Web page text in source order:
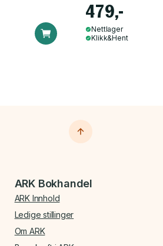
479,-
Nettlager
Klikk&Hent
ARK Bokhandel
ARK Innhold
Ledige stillinger
Om ARK